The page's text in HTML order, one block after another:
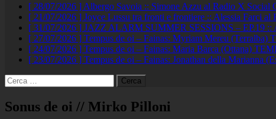
[ 28/07/2026 ] Albergo Savoia :: Simone Azzu al Radio X Social
[ 21/07/2026 ] Joyce Lussu tra fronti e frontiere :: Alessia Farci
[ 31/07/2026 ] JAZZ ALARM SUMMER SESSIONS – EP.19 ::
[ 27/07/2026 ] Tempus de oi – Fainas: Myriam Mereu (Terralba)
[ 24/07/2026 ] Tempus de oi – Fainas: Maria Barca (Ottana)
[ 23/07/2026 ] Tempus de oi – Fainas: Jonathan della Marianna
Ricerca
per:
Sonus de oi // Mirko Pilloni